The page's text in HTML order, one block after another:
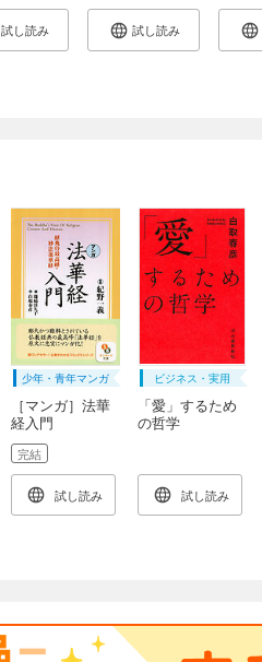
試し読み 試し読み
少年・青年マンガ
［マンガ］法華
経入門
完結
試し読み
ビジネス・実用
「愛」するため
の哲学
試し読み